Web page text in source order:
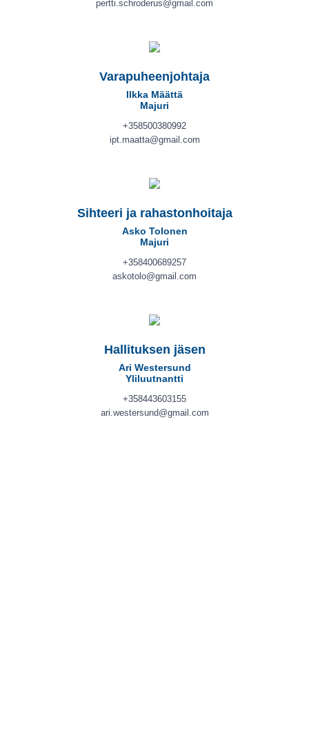
pertti.schroderus@gmail.com
Varapuheenjohtaja
Ilkka Määttä
Majuri
+358500380992
ipt.maatta@gmail.com
Sihteeri ja rahastonhoitaja
Asko Tolonen
Majuri
+358400689257
askotolo@gmail.com
Hallituksen jäsen
Ari Westersund
Yliluutnantti
+358443603155
ari.westersund@gmail.com